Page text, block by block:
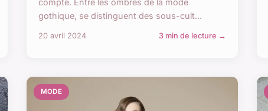
gothique, se distinguent des sous-cult...
20 avril 2024 3 min de lecture →
MODE